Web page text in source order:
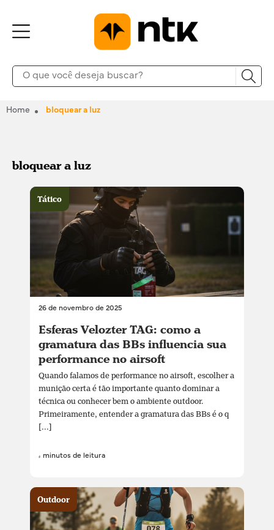
Home bloquear a luz
bloquear a luz
26 de novembro de 2025
Esferas Velozter TAG: como a
gramatura das BBs influencia sua
performance no airsoft
Quando falamos de performance no airsoft, escolher a
munição certa é tão importante quanto dominar a
técnica ou conhecer bem o ambiente outdoor.
Primeiramente, entender a gramatura das BBs é o q
[...]
4 minutos de leitura
Tático
Outdoor